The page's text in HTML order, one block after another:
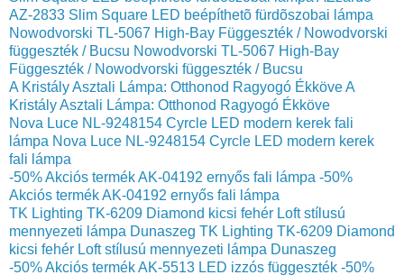
AZ-2833 Slim Square LED beépíthetõ fürdõszobai lámpa
Nowodvorski TL-5067 High-Bay Függeszték / Nowodvorski
függeszték / Bucsu Nowodvorski TL-5067 High-Bay
Függeszték / Nowodvorski függeszték / Bucsu
A Kristály Asztali Lámpa: Otthonod Ragyogó ÉkköveA
Kristály Asztali Lámpa: Otthonod Ragyogó Ékköve
Nova Luce NL-9248154 Cyrcle LED modern kerek fali
lámpa Nova Luce NL-9248154 Cyrcle LED modern kerek
fali lámpa
-50% Akciós termék AK-04192 ernyős fali lámpa -50%
Akciós termék AK-04192 ernyős fali lámpa
TK Lighting TK-6209 Diamond kicsi fehér Loft stílusú
mennyezeti lámpa Dunaszeg TK Lighting TK-6209 Diamond
kicsi fehér Loft stílusú mennyezeti lámpa Dunaszeg
-50% Akciós termék AK-5513 LED izzós függeszték -50%